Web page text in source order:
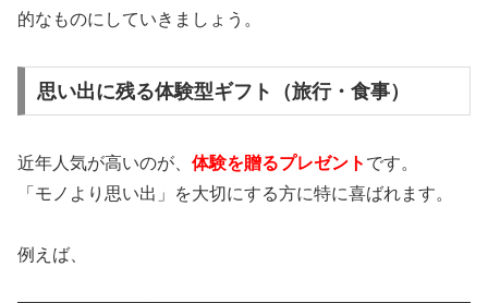
的なものにしていきましょう。
思い出に残る体験型ギフト（旅行・食事）
近年人気が高いのが、 体験を贈るプレゼント です。
「モノより思い出」を大切にする方に特に喜ばれます。
例えば、